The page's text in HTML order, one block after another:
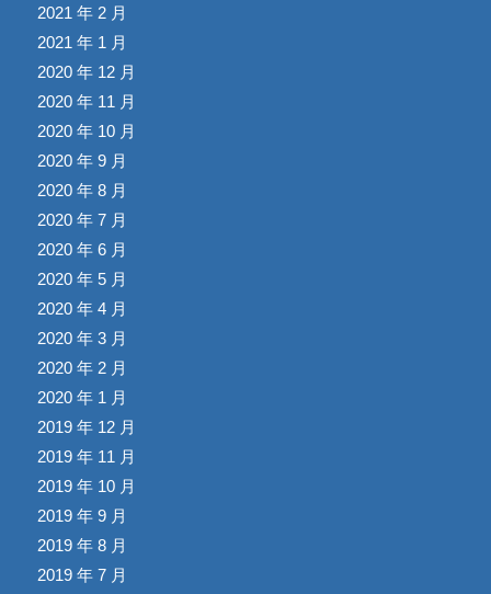
2021 年 2 月
2021 年 1 月
2020 年 12 月
2020 年 11 月
2020 年 10 月
2020 年 9 月
2020 年 8 月
2020 年 7 月
2020 年 6 月
2020 年 5 月
2020 年 4 月
2020 年 3 月
2020 年 2 月
2020 年 1 月
2019 年 12 月
2019 年 11 月
2019 年 10 月
2019 年 9 月
2019 年 8 月
2019 年 7 月